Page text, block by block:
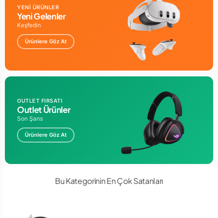
YENİ ÜRÜNLER
Yeni Gelenler
Keşfedin
Ürünlere Göz At
OUTLET FIRSATI
Outlet Ürünler
Son Şans
Ürünlere Göz At
Bu Kategorinin En Çok Satanları